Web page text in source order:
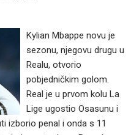
Kylian Mbappe novu je
sezonu, njegovu drugu u
Realu, otvorio
pobjedničkim golom.
Real je u prvom kolu La
Lige ugostio Osasunu i
izborio penal i onda s 11